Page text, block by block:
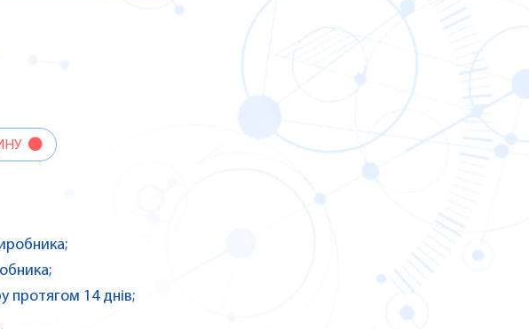
протягом 14 днів;